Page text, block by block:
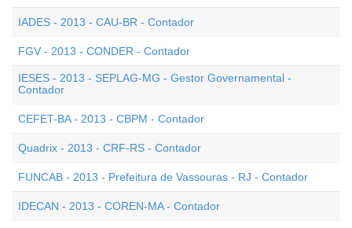
IADES - 2013 - CAU-BR - Contador
FGV - 2013 - CONDER - Contador
IESES - 2013 - SEPLAG-MG - Gestor Governamental -
Contador
CEFET-BA - 2013 - CBPM - Contador
Quadrix - 2013 - CRF-RS - Contador
FUNCAB - 2013 - Prefeitura de Vassouras - RJ - Contador
IDECAN - 2013 - COREN-MA - Contador